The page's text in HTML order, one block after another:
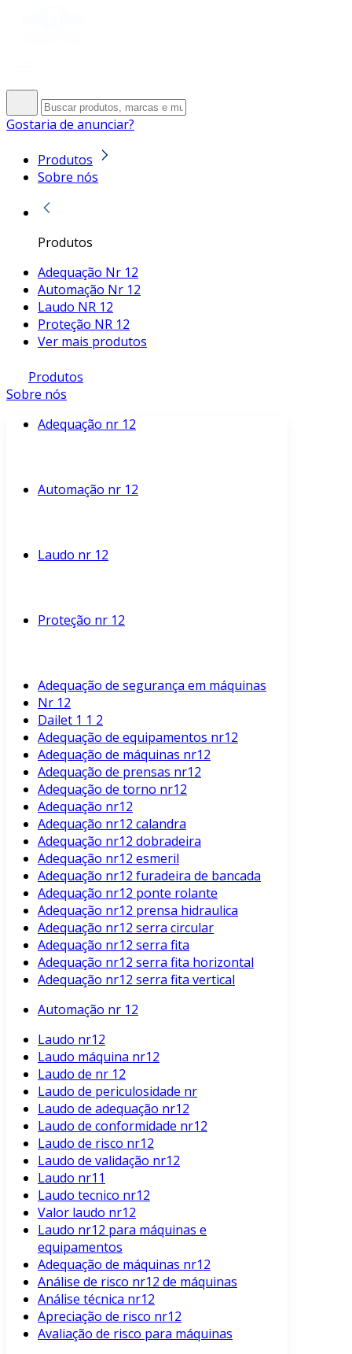
Gostaria de anunciar?
Produtos
Sobre nós
Produtos
Adequação Nr 12
Automação Nr 12
Laudo NR 12
Proteção NR 12
Ver mais produtos
Produtos
Sobre nós
Adequação nr 12
Automação nr 12
Laudo nr 12
Proteção nr 12
Adequação de segurança em máquinas
Nr 12
Dailet 1 1 2
Adequação de equipamentos nr12
Adequação de máquinas nr12
Adequação de prensas nr12
Adequação de torno nr12
Adequação nr12
Adequação nr12 calandra
Adequação nr12 dobradeira
Adequação nr12 esmeril
Adequação nr12 furadeira de bancada
Adequação nr12 ponte rolante
Adequação nr12 prensa hidraulica
Adequação nr12 serra circular
Adequação nr12 serra fita
Adequação nr12 serra fita horizontal
Adequação nr12 serra fita vertical
Automação nr 12
Laudo nr12
Laudo máquina nr12
Laudo de nr 12
Laudo de periculosidade nr
Laudo de adequação nr12
Laudo de conformidade nr12
Laudo de risco nr12
Laudo de validação nr12
Laudo nr11
Laudo tecnico nr12
Valor laudo nr12
Laudo nr12 para máquinas e
equipamentos
Adequação de máquinas nr12
Análise de risco nr12 de máquinas
Análise técnica nr12
Apreciação de risco nr12
Avaliação de risco para máquinas